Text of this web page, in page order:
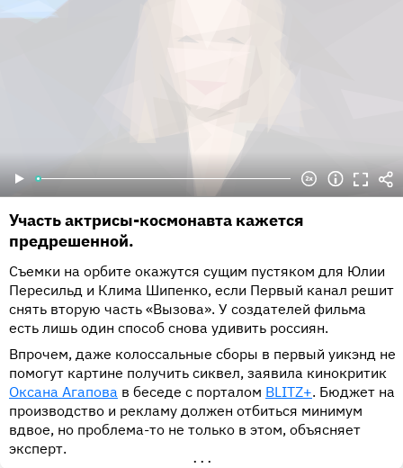
Участь актрисы-космонавта кажется
предрешенной.
Съемки на орбите окажутся сущим пустяком для Юлии
Пересильд и Клима Шипенко, если Первый канал решит
снять вторую часть «Вызова». У создателей фильма
есть лишь один способ снова удивить россиян.
Впрочем, даже колоссальные сборы в первый уикэнд не
помогут картине получить сиквел, заявила кинокритик
Оксана Агапова в беседе с порталом BLITZ+. Бюджет на
производство и рекламу должен отбиться минимум
вдвое, но проблема-то не только в этом, объясняет
эксперт.
•••